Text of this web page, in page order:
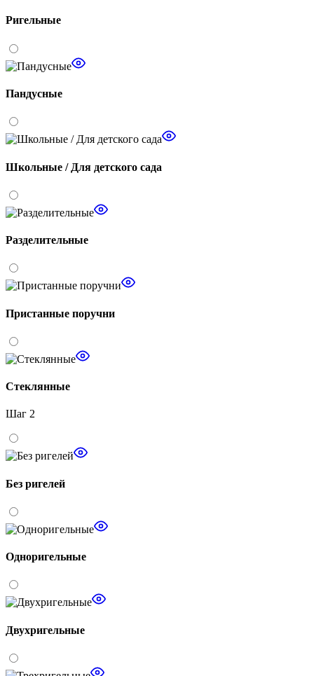
Ригельные
Пандусные
Школьные / Для детского сада
Разделительные
Пристанные поручни
Стеклянные
Шаг 2
Без ригелей
Одноригельные
Двухригельные